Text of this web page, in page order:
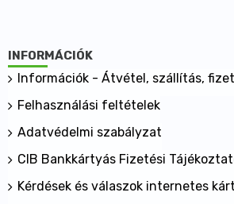
INFORMÁCIÓK
Információk - Átvétel, szállítás,
Felhasználási feltételek
Adatvédelmi szabályzat
CIB Bankkártyás Fizetési
Kérdések és válaszok internetes